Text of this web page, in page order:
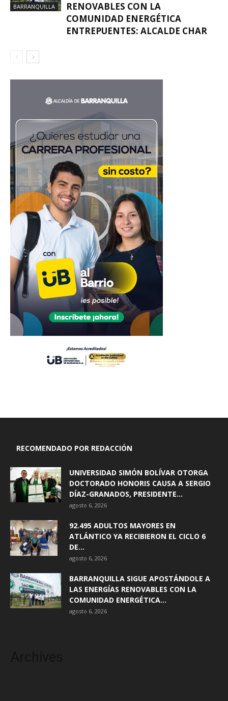
BARRANQUILLA
RENOVABLES CON LA
COMUNIDAD ENERGÉTICA
ENTREPUENTES: ALCALDE CHAR
RECOMENDADO POR REDACCIÓN
UNIVERSIDAD SIMÓN BOLÍVAR OTORGA
DOCTORADO HONORIS CAUSA A SERGIO
DÍAZ-GRANADOS, PRESIDENTE...
agosto 6, 2026
92.495 ADULTOS MAYORES EN
ATLÁNTICO YA RECIBIERON EL CICLO 6
DE...
agosto 6, 2026
BARRANQUILLA SIGUE APOSTÁNDOLE A
LAS ENERGÍAS RENOVABLES CON LA
COMUNIDAD ENERGÉTICA...
agosto 6, 2026